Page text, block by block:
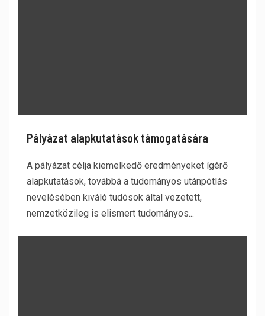
Pályázat alapkutatások támogatására
A pályázat célja kiemelkedő eredményeket ígérő
alapkutatások, továbbá a tudományos utánpótlás
nevelésében kiváló tudósok által vezetett,
nemzetközileg is elismert tudományos...